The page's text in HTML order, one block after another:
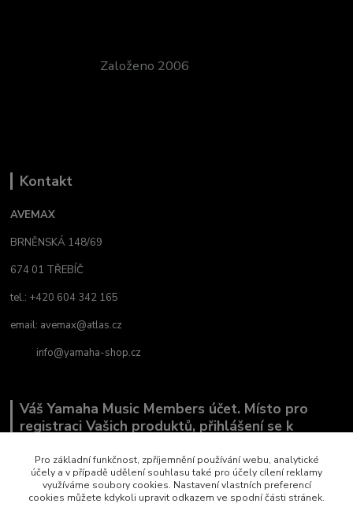
Založeno 2006
Kontakt
AVEMAX
BRNĚNSKÁ 148/69
674 01 TŘEBÍČ
tel.: +420 604 342 165
email: avemax@atlas.cz
info@yamaha-shop.cz
Váš Yamaha Music Members účet. Místo pro
registraci Vašich produktů, přihlášení se k
co Vás zajímá.
Pro základní funkčnost, zpříjemnění používání webu, analytické
účely a v případě udělení souhlasu také pro účely cílení reklamy
využíváme soubory cookies. Nastavení vlastních preferencí
cookies můžete kdykoli upravit odkazem ve spodní části stránek.